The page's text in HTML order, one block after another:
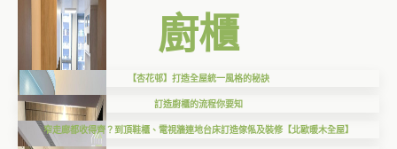
廚櫃
【杏花邨】打造全屋統一風格的秘訣
訂造廚櫃的流程你要知
窄走廊都收得齊？到頂鞋櫃、電視牆連地台床訂造傢俬及裝修【北歐暖木全屋】